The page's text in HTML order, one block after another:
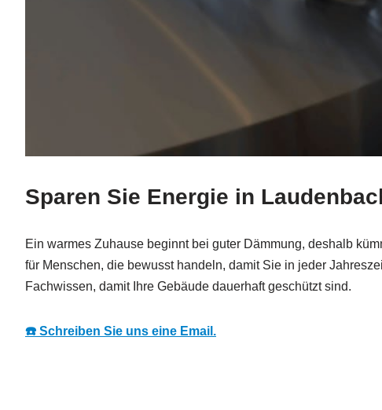
Sparen Sie Energie in
Ein warmes Zuhause beginnt bei guter Dämmung, deshalb
für Menschen, die bewusst handeln, damit Sie in jeder
Fachwissen, damit Ihre Gebäude dauerhaft geschützt sind.
☎️ Schreiben Sie uns eine Email.